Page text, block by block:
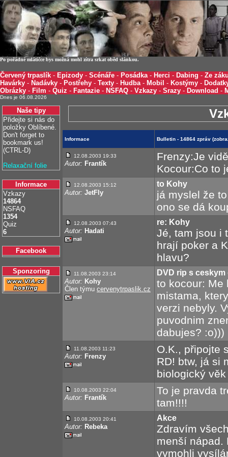
Po pořádné mlátičce bys možná mohl zítra srkat oběd slánkou.
Červený trpaslík - Epizody - Scénáře - Posádka- Herci - Dabing - Ze
Havárky - Nadávky - Postřehy - Texty - Hudba- Mobil - Kostýmy -
Obrázky - Film - Quiz - Fantazie - NSFAQ - Vzkazy - Srazy - Download -
Dnes je 06.08.2026
Naše tipy
Přidejte si nás do
položky Oblíbené.
Don't forget to
bookmark us!
(CTRL-D)
Relaxační folie
Informace
Vzkazy
14864
NSFAQ
1354
Quiz
6
Facebook
Sponzoring
Informace Bulletin - 14864 zpráv
12.08.2003 19:33
Autor: Frantík
Frenzy:Je
Kocour:Co to
12.08.2003 15:12
Autor: JetFly
to Kohy
já myslel že
ono se dá
12.08.2003 07:43
Autor: Hadati
re: Kohy
Jé, tam jsou i
hrají poker a
hlavu?
11.08.2003 23:14
Autor: Kohy
Člen týmu cervenytrpaslik.cz
DVD rip s
to kocour: Me
mistama,
verzi nebyly.
puvodnim
dabujes? :o)))
11.08.2003 11:23
Autor: Frenzy
O.K., připojte
RD! btw, já si
biologický
10.08.2003 22:04
Autor: Frantík
To je pravda
tam!!!!
10.08.2003 20:41
Autor: Rebeka
Akce
Zdravím
menší nápad.
vymohli